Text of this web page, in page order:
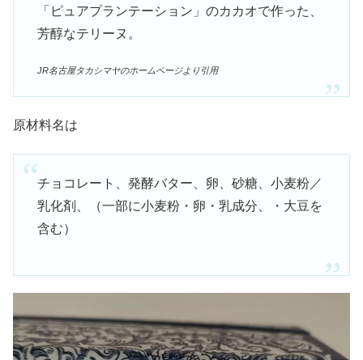
「ピュアプランテーション」のカカオで作った、
芳醇なテリーヌ。
JR名古屋タカシマヤのホームページより引用
原材料名は
チョコレート、発酵バター、卵、砂糖、小麦粉／
乳化剤、（一部に小麦粉・卵・乳成分、・大豆を
含む）